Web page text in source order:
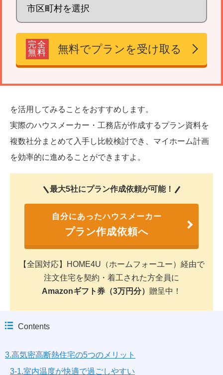
完全
無料
無料でプランを受け取る
を活用してみることをおすすめします。
実際のハウスメーカー・工務店が作成するプラン資料を
複数社分まとめて入手し比較検討でき、マイホーム計画
を効率的に進めることができますよ。
最大5社にプラン作成依頼が可能！
自分にあったハウスメーカー
プラン作成依頼へ
【全国対応】HOME4U（ホームフォーユー）経由で
注文住宅を契約・着工された方全員に
Amazonギフト券（3万円分） 贈呈中！
Contents
3.高気密高断熱住宅の5つのメリット
3-1.室内温度が快適で過ごしやすい